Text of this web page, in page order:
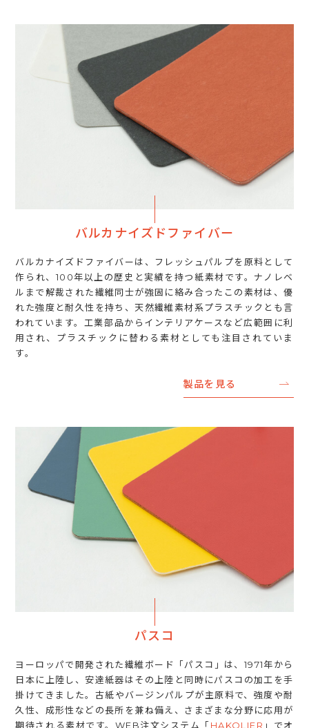
バルカナイズドファイバー
バルカナイズドファイバーは、フレッシュパルプを原料として
作られ、100年以上の歴史と実績を持つ紙素材です。ナノレベ
ルまで解裁された繊維同士が強固に絡み合ったこの素材は、優
れた強度と耐久性を持ち、天然繊維素材系プラスチックとも言
われています。工業部品からインテリアケースなど広範囲に利
用され、プラスチックに替わる素材としても注目されていま
す。
製品を見る
パスコ
ヨーロッパで開発された繊維ボード「パスコ」は、1971年から
日本に上陸し、安達紙器はその上陸と同時にパスコの加工を手
掛けてきました。古紙やバージンパルプが主原料で、強度や耐
久性、成形性などの長所を兼ね備え、さまざまな分野に応用が
期待される素材です。WEB注文システム「HAKOLIER 」でオ